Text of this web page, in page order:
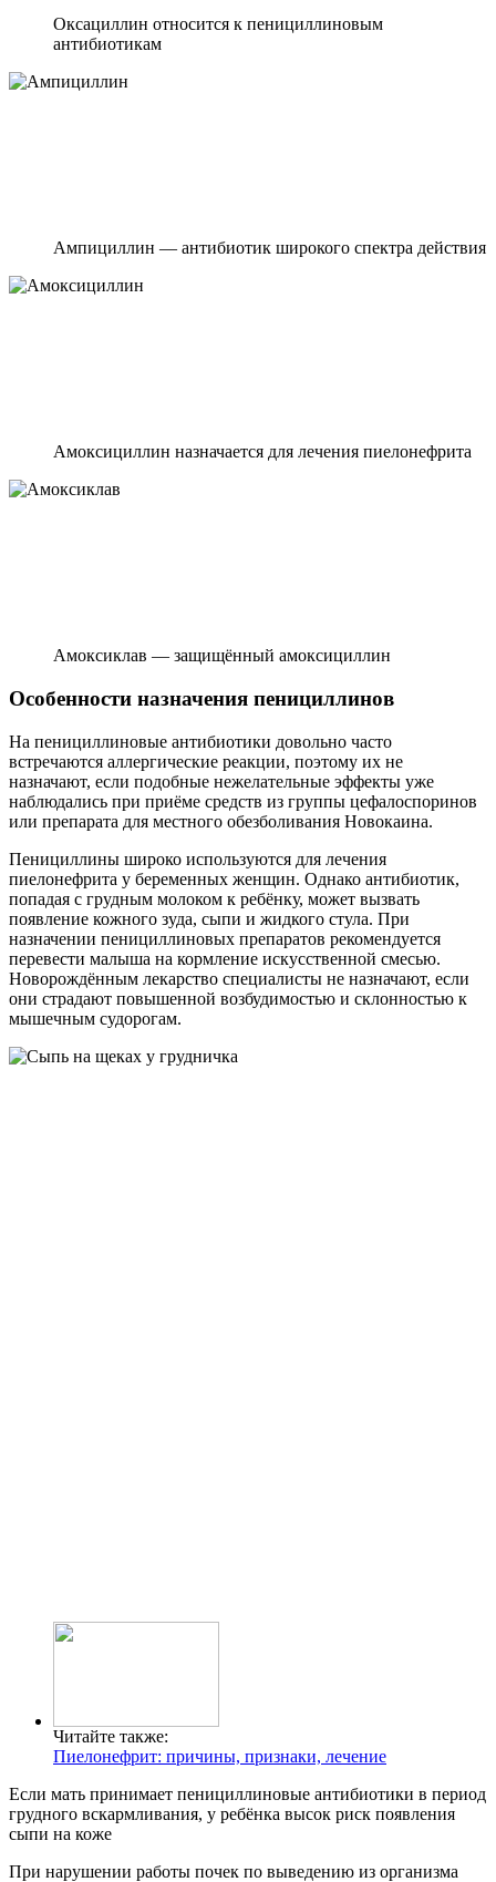
Оксациллин относится к пенициллиновым
антибиотикам
Ампициллин — антибиотик широкого спектра действия
Амоксициллин назначается для лечения пиелонефрита
Амоксиклав — защищённый амоксициллин
Особенности назначения пенициллинов
На пенициллиновые антибиотики довольно часто
встречаются аллергические реакции, поэтому их не
назначают, если подобные нежелательные эффекты уже
наблюдались при приёме средств из группы цефалоспоринов
или препарата для местного обезболивания Новокаина.
Пенициллины широко используются для лечения
пиелонефрита у беременных женщин. Однако антибиотик,
попадая с грудным молоком к ребёнку, может вызвать
появление кожного зуда, сыпи и жидкого стула. При
назначении пенициллиновых препаратов рекомендуется
перевести малыша на кормление искусственной смесью.
Новорождённым лекарство специалисты не назначают, если
они страдают повышенной возбудимостью и склонностью к
мышечным судорогам.
Читайте также:
Пиелонефрит: причины, признаки, лечение
Если мать принимает пенициллиновые антибиотики в период
грудного вскармливания, у ребёнка высок риск появления
сыпи на коже
При нарушении работы почек по выведению из организма